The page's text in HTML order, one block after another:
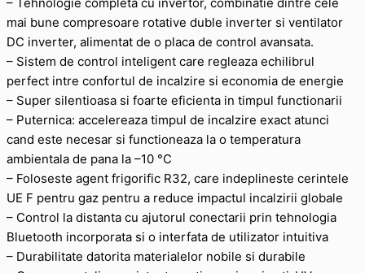
– Tehnologie completa cu invertor, combinatie dintre cele
mai bune compresoare rotative duble inverter si ventilator
DC inverter, alimentat de o placa de control avansata.
– Sistem de control inteligent care regleaza echilibrul
perfect intre confortul de incalzire si economia de energie
– Super silentioasa si foarte eficienta in timpul functionarii
– Puternica: accelereaza timpul de incalzire exact atunci
cand este necesar si functioneaza la o temperatura
ambientala de pana la –10 °C
– Foloseste agent frigorific R32, care indeplineste cerintele
UE F pentru gaz pentru a reduce impactul incalzirii globale
– Control la distanta cu ajutorul conectarii prin tehnologia
Bluetooth incorporata si o interfata de utilizator intuitiva
– Durabilitate datorita materialelor nobile si durabile